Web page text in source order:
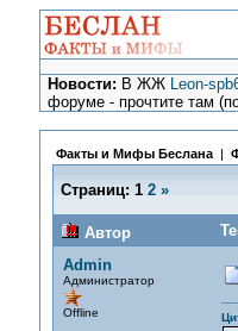
Новости: В ЖЖ Leon-
форуме - прочтите там
Факты и Мифы Беслана|
Страниц: 1 2 »
Автор
Admin
Администратор
Offline